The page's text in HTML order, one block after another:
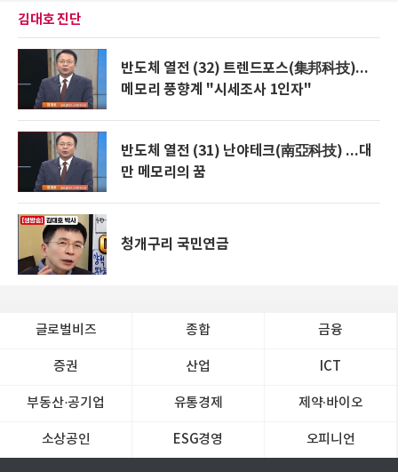
김대호 진단
반도체 열전 (32) 트렌드포스(集邦科技)...
메모리 풍향계 "시세조사 1인자"
반도체 열전 (31) 난야테크(南亞科技) ...대
만 메모리의 꿈
청개구리 국민연금
글로벌비즈 종합 금융
증권 산업 ICT
부동산·공기업 유통경제 제약∙바이오
소상공인 ESG경영 오피니언